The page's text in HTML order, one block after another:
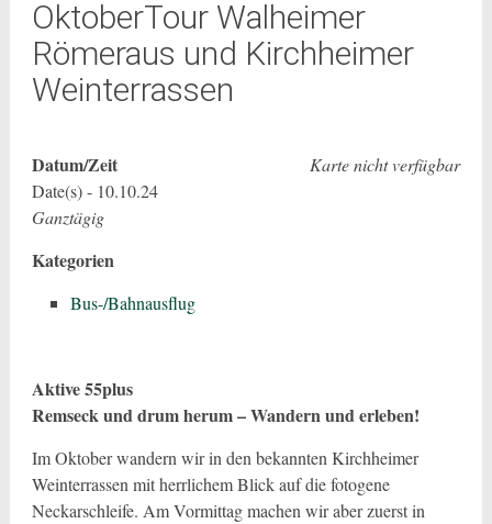
OktoberTour Walheimer
Römeraus und Kirchheimer
Weinterrassen
Karte nicht verfügbar
Datum/Zeit
Date(s) - 10.10.24
Ganztägig
Kategorien
Bus-/Bahnausflug
Aktive 55plus
Remseck und drum herum – Wandern und erleben!
Im Oktober wandern wir in den bekannten Kirchheimer
Weinterrassen mit herrlichem Blick auf die fotogene
Neckarschleife. Am Vormittag machen wir aber zuerst in